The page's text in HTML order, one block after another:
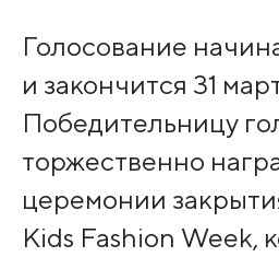
Голосование
и закончится 31
Победительницу
торжественно
церемонии
Kids Fashion Week,